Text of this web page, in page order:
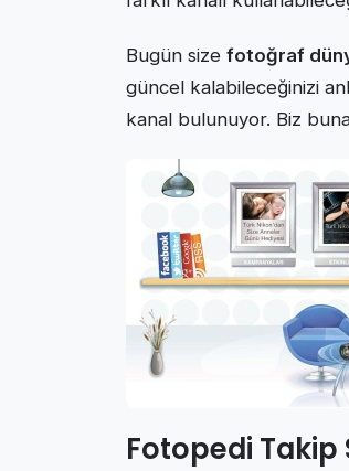
Bugün size fotoğraf
güncel kalabileceğinizi
kanal bulunuyor. Biz buna
Fotopedi Takip